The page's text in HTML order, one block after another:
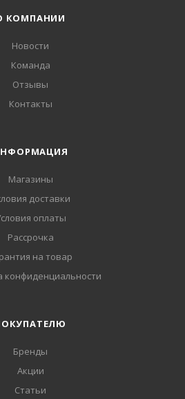
КОМПАНИИ
Новости
Команда
Отзывы
Контакты
Магазины
доставки
оплаты
Рассрочка
на товар
конфиденциальности
Бренды
Акции
Статьи